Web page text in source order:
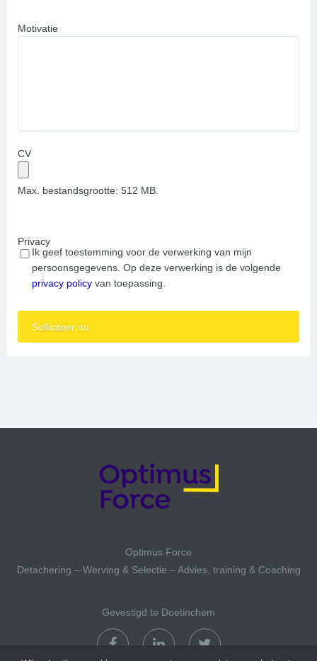
Motivatie
CV
Max. bestandsgrootte: 512 MB.
Privacy
Ik geef toestemming voor de verwerking van mijn
persoonsgegevens. Op deze verwerking is de volgende
privacy policy van toepassing.
Optimus Force
Detachering – Werving & Selectie – Advies, training & Coaching
Gevestigd te Doetinchem